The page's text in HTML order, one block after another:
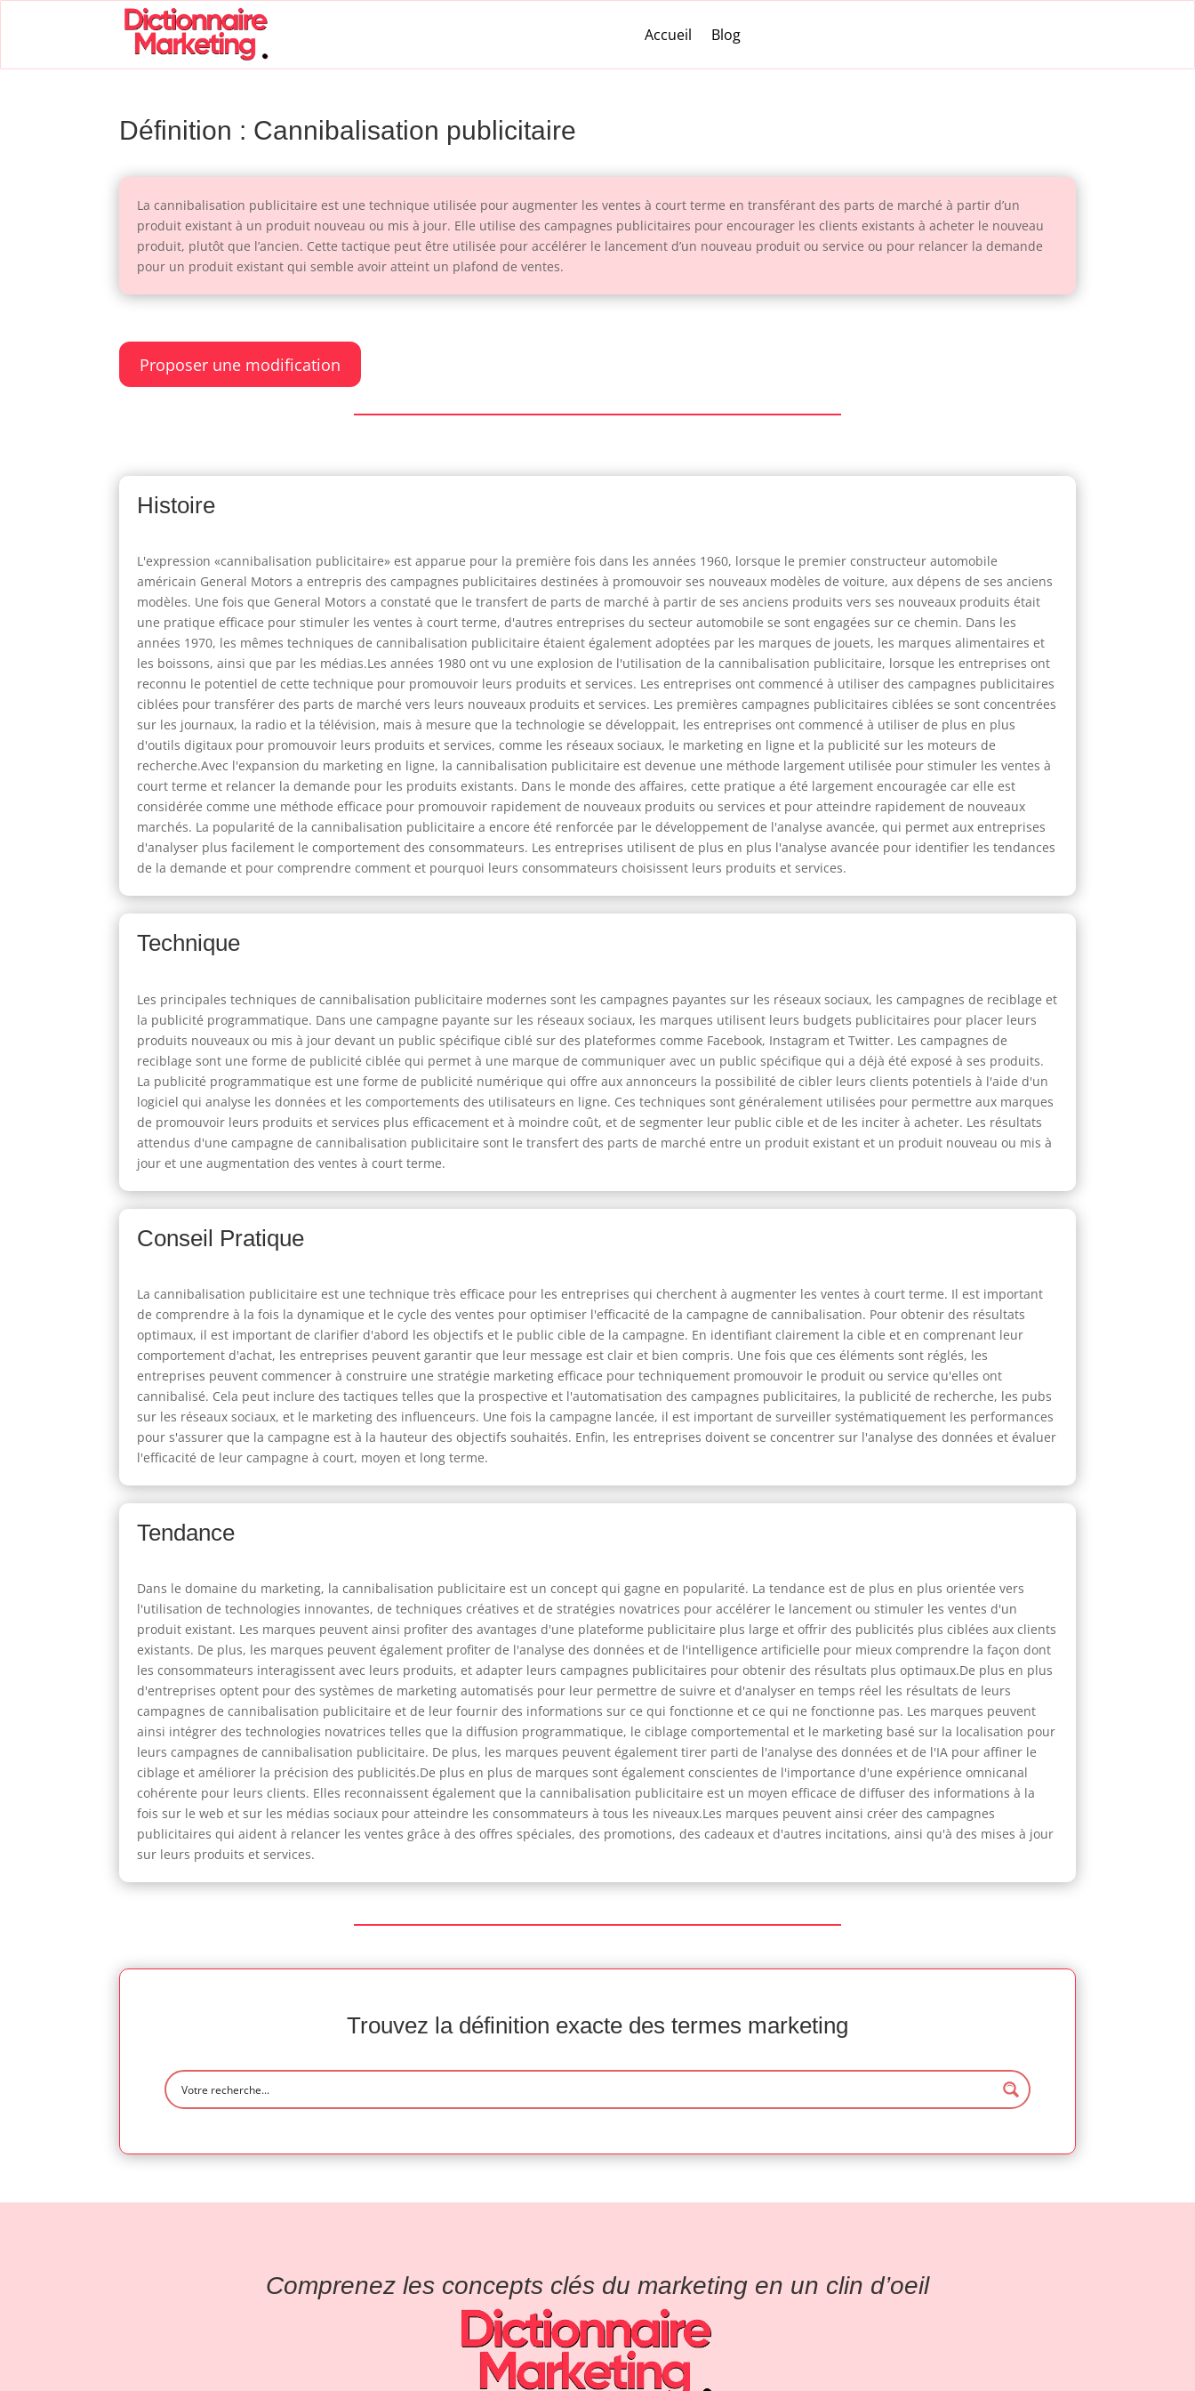
Accueil Blog
Définition : Cannibalisation publicitaire
La cannibalisation publicitaire est une technique utilisée pour augmenter les ventes à court terme en transférant des parts de marché à partir d’un
produit existant à un produit nouveau ou mis à jour. Elle utilise des campagnes publicitaires pour encourager les clients existants à acheter le nouveau
produit, plutôt que l’ancien. Cette tactique peut être utilisée pour accélérer le lancement d’un nouveau produit ou service ou pour relancer la demande
pour un produit existant qui semble avoir atteint un plafond de ventes.
Proposer une modification
Histoire
L'expression «cannibalisation publicitaire» est apparue pour la première fois dans les années 1960, lorsque le premier constructeur automobile
américain General Motors a entrepris des campagnes publicitaires destinées à promouvoir ses nouveaux modèles de voiture, aux dépens de ses anciens
modèles. Une fois que General Motors a constaté que le transfert de parts de marché à partir de ses anciens produits vers ses nouveaux produits était
une pratique efficace pour stimuler les ventes à court terme, d'autres entreprises du secteur automobile se sont engagées sur ce chemin. Dans les
années 1970, les mêmes techniques de cannibalisation publicitaire étaient également adoptées par les marques de jouets, les marques alimentaires et
les boissons, ainsi que par les médias.Les années 1980 ont vu une explosion de l'utilisation de la cannibalisation publicitaire, lorsque les entreprises ont
reconnu le potentiel de cette technique pour promouvoir leurs produits et services. Les entreprises ont commencé à utiliser des campagnes publicitaires
ciblées pour transférer des parts de marché vers leurs nouveaux produits et services. Les premières campagnes publicitaires ciblées se sont concentrées
sur les journaux, la radio et la télévision, mais à mesure que la technologie se développait, les entreprises ont commencé à utiliser de plus en plus
d'outils digitaux pour promouvoir leurs produits et services, comme les réseaux sociaux, le marketing en ligne et la publicité sur les moteurs de
recherche.Avec l'expansion du marketing en ligne, la cannibalisation publicitaire est devenue une méthode largement utilisée pour stimuler les ventes à
court terme et relancer la demande pour les produits existants. Dans le monde des affaires, cette pratique a été largement encouragée car elle est
considérée comme une méthode efficace pour promouvoir rapidement de nouveaux produits ou services et pour atteindre rapidement de nouveaux
marchés. La popularité de la cannibalisation publicitaire a encore été renforcée par le développement de l'analyse avancée, qui permet aux entreprises
d'analyser plus facilement le comportement des consommateurs. Les entreprises utilisent de plus en plus l'analyse avancée pour identifier les tendances
de la demande et pour comprendre comment et pourquoi leurs consommateurs choisissent leurs produits et services.
Technique
Les principales techniques de cannibalisation publicitaire modernes sont les campagnes payantes sur les réseaux sociaux, les campagnes de reciblage et
la publicité programmatique. Dans une campagne payante sur les réseaux sociaux, les marques utilisent leurs budgets publicitaires pour placer leurs
produits nouveaux ou mis à jour devant un public spécifique ciblé sur des plateformes comme Facebook, Instagram et Twitter. Les campagnes de
reciblage sont une forme de publicité ciblée qui permet à une marque de communiquer avec un public spécifique qui a déjà été exposé à ses produits.
La publicité programmatique est une forme de publicité numérique qui offre aux annonceurs la possibilité de cibler leurs clients potentiels à l'aide d'un
logiciel qui analyse les données et les comportements des utilisateurs en ligne. Ces techniques sont généralement utilisées pour permettre aux marques
de promouvoir leurs produits et services plus efficacement et à moindre coût, et de segmenter leur public cible et de les inciter à acheter. Les résultats
attendus d'une campagne de cannibalisation publicitaire sont le transfert des parts de marché entre un produit existant et un produit nouveau ou mis à
jour et une augmentation des ventes à court terme.
Conseil Pratique
La cannibalisation publicitaire est une technique très efficace pour les entreprises qui cherchent à augmenter les ventes à court terme. Il est important
de comprendre à la fois la dynamique et le cycle des ventes pour optimiser l'efficacité de la campagne de cannibalisation. Pour obtenir des résultats
optimaux, il est important de clarifier d'abord les objectifs et le public cible de la campagne. En identifiant clairement la cible et en comprenant leur
comportement d'achat, les entreprises peuvent garantir que leur message est clair et bien compris. Une fois que ces éléments sont réglés, les
entreprises peuvent commencer à construire une stratégie marketing efficace pour techniquement promouvoir le produit ou service qu'elles ont
cannibalisé. Cela peut inclure des tactiques telles que la prospective et l'automatisation des campagnes publicitaires, la publicité de recherche, les pubs
sur les réseaux sociaux, et le marketing des influenceurs. Une fois la campagne lancée, il est important de surveiller systématiquement les performances
pour s'assurer que la campagne est à la hauteur des objectifs souhaités. Enfin, les entreprises doivent se concentrer sur l'analyse des données et évaluer
l'efficacité de leur campagne à court, moyen et long terme.
Tendance
Dans le domaine du marketing, la cannibalisation publicitaire est un concept qui gagne en popularité. La tendance est de plus en plus orientée vers
l'utilisation de technologies innovantes, de techniques créatives et de stratégies novatrices pour accélérer le lancement ou stimuler les ventes d'un
produit existant. Les marques peuvent ainsi profiter des avantages d'une plateforme publicitaire plus large et offrir des publicités plus ciblées aux clients
existants. De plus, les marques peuvent également profiter de l'analyse des données et de l'intelligence artificielle pour mieux comprendre la façon dont
les consommateurs interagissent avec leurs produits, et adapter leurs campagnes publicitaires pour obtenir des résultats plus optimaux.De plus en plus
d'entreprises optent pour des systèmes de marketing automatisés pour leur permettre de suivre et d'analyser en temps réel les résultats de leurs
campagnes de cannibalisation publicitaire et de leur fournir des informations sur ce qui fonctionne et ce qui ne fonctionne pas. Les marques peuvent
ainsi intégrer des technologies novatrices telles que la diffusion programmatique, le ciblage comportemental et le marketing basé sur la localisation pour
leurs campagnes de cannibalisation publicitaire. De plus, les marques peuvent également tirer parti de l'analyse des données et de l'IA pour affiner le
ciblage et améliorer la précision des publicités.De plus en plus de marques sont également conscientes de l'importance d'une expérience omnicanal
cohérente pour leurs clients. Elles reconnaissent également que la cannibalisation publicitaire est un moyen efficace de diffuser des informations à la
fois sur le web et sur les médias sociaux pour atteindre les consommateurs à tous les niveaux.Les marques peuvent ainsi créer des campagnes
publicitaires qui aident à relancer les ventes grâce à des offres spéciales, des promotions, des cadeaux et d'autres incitations, ainsi qu'à des mises à jour
sur leurs produits et services.
Trouvez la définition exacte des termes marketing
Comprenez les concepts clés du marketing en un clin d’oeil